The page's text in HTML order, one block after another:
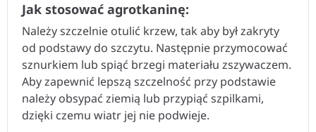
Jak stosować agrotkaninę:
Należy szczelnie otulić krzew, tak aby był zakryty
od podstawy do szczytu. Następnie przymocować
sznurkiem lub spiąć brzegi materiału zszywaczem.
Aby zapewnić lepszą szczelność przy podstawie
należy obsypać ziemią lub przypiąć szpilkami,
dzięki czemu wiatr jej nie podwieje.